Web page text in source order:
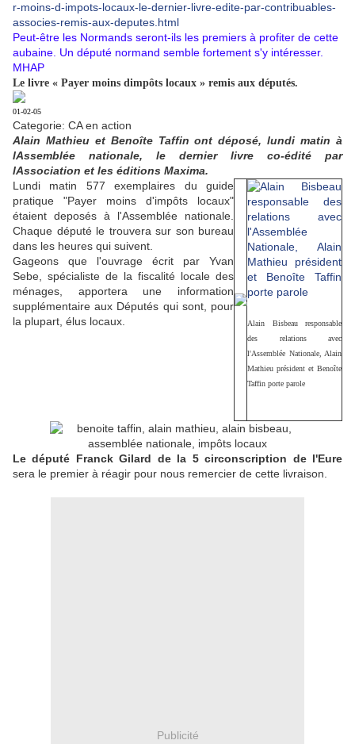
r-moins-d-impots-locaux-le-dernier-livre-edite-par-contribuables-
associes-remis-aux-deputes.html
Peut-être les Normands seront-ils les premiers à profiter de cette
aubaine. Un député normand semble fortement s'y intéresser.
MHAP
Le livre « Payer moins dimpôts locaux » remis aux députés.
01-02-05
Categorie: CA en action
Alain Mathieu et Benoîte Taffin ont déposé, lundi matin à
lAssemblée nationale, le dernier livre co-édité par
lAssociation et les éditions Maxima.
Alain Bisbeau responsable
des relations avec
l'Assemblée Nationale, Alain
Mathieu président et Benoîte
Taffin porte parole
Lundi matin 577 exemplaires du guide
pratique "Payer moins d'impôts locaux"
étaient deposés à l'Assemblée nationale.
Chaque député le trouvera sur son bureau
dans les heures qui suivent.
Gageons que l'ouvrage écrit par Yvan
Sebe, spécialiste de la fiscalité locale des
ménages, apportera une information
supplémentaire aux Députés qui sont, pour
la plupart, élus locaux.
Le député Franck Gilard de la 5 circonscription de l'Eure
sera le premier à réagir pour nous remercier de cette livraison.
Publicité